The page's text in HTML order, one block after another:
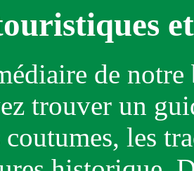
de notre
trouver un
les